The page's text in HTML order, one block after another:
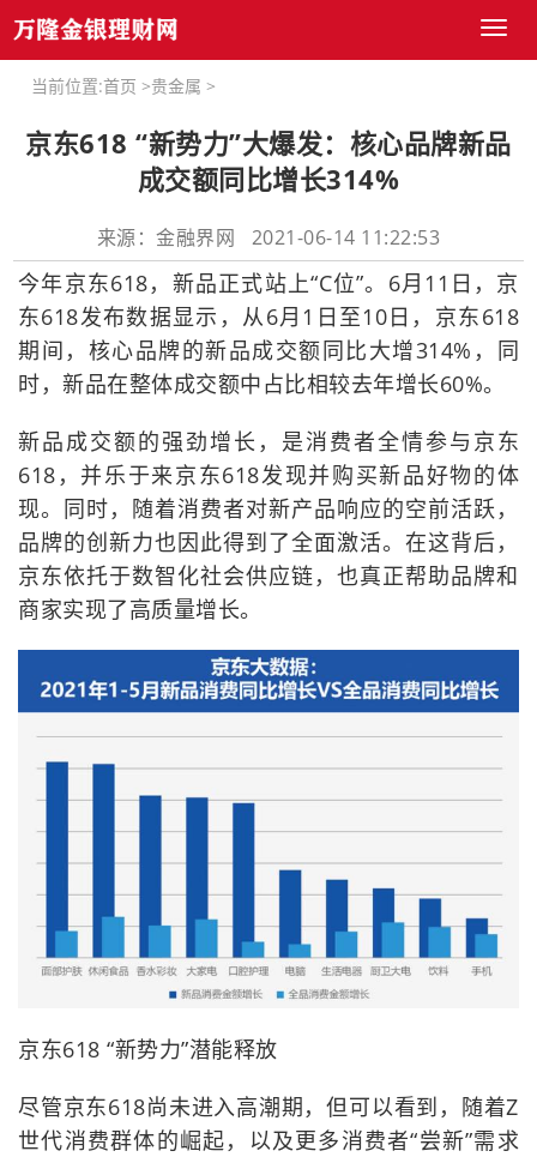
Toggle
当前位置:首页 >贵金属 >
京东618 “新势力”大爆发：核心品牌新品
成交额同比增长314%
来源：金融界网 2021-06-14 11:22:53
今年京东618，新品正式站上“C位”。6月11日，京
东618发布数据显示，从6月1日至10日，京东618
期间，核心品牌的新品成交额同比大增314%，同
时，新品在整体成交额中占比相较去年增长60%。
新品成交额的强劲增长，是消费者全情参与京东
618，并乐于来京东618发现并购买新品好物的体
现。同时，随着消费者对新产品响应的空前活跃，
品牌的创新力也因此得到了全面激活。在这背后，
京东依托于数智化社会供应链，也真正帮助品牌和
商家实现了高质量增长。
京东618 “新势力”潜能释放
尽管京东618尚未进入高潮期，但可以看到，随着Z
世代消费群体的崛起，以及更多消费者“尝新”需求